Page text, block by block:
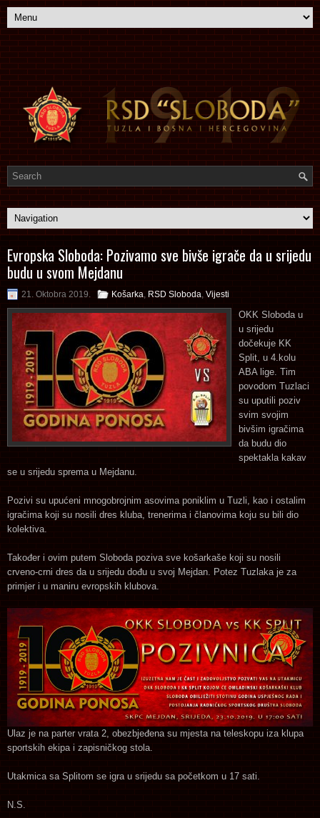
Evropska Sloboda: Pozivamo sve bivše igrače da u srijedu
budu u svom Mejdanu
21. Oktobra 2019. Košarka RSD Sloboda Vijesti
OKK Sloboda u
u srijedu
dočekuje KK
Split, u 4.kolu
ABA lige. Tim
povodom Tuzlaci
su uputili poziv
svim svojim
bivšim igračima
da budu dio
spektakla kakav
se u srijedu sprema u Mejdanu.
Pozivi su upućeni mnogobrojnim asovima poniklim u Tuzli, kao i ostalim
igračima koji su nosili dres kluba, trenerima i članovima koju su bili dio
kolektiva.
Također i ovim putem Sloboda poziva sve košarkaše koji su nosili
crveno-crni dres da u srijedu dođu u svoj Mejdan. Potez Tuzlaka je za
primjer i u maniru evropskih klubova.
Ulaz je na parter vrata 2, obezbjeđena su mjesta na teleskopu iza klupa
sportskih ekipa i zapisničkog stola.
Utakmica sa Splitom se igra u srijedu sa početkom u 17 sati.
N.S.